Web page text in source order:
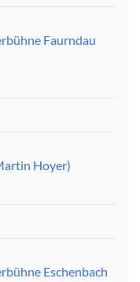
Faurndau
Hoyer)
Eschenbach